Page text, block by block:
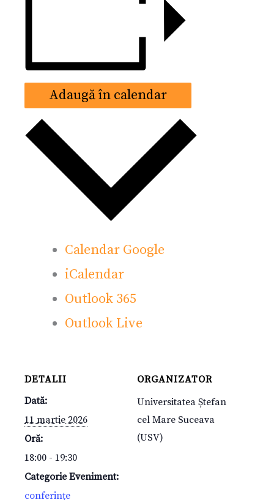
Adaugă în calendar
Calendar Google
iCalendar
Outlook 365
Outlook Live
DETALII
Dată:
11 martie 2026
Oră:
18:00 - 19:30
Categorie Eveniment:
conferințe
ORGANIZATOR
Universitatea Ștefan
cel Mare Suceava
(USV)